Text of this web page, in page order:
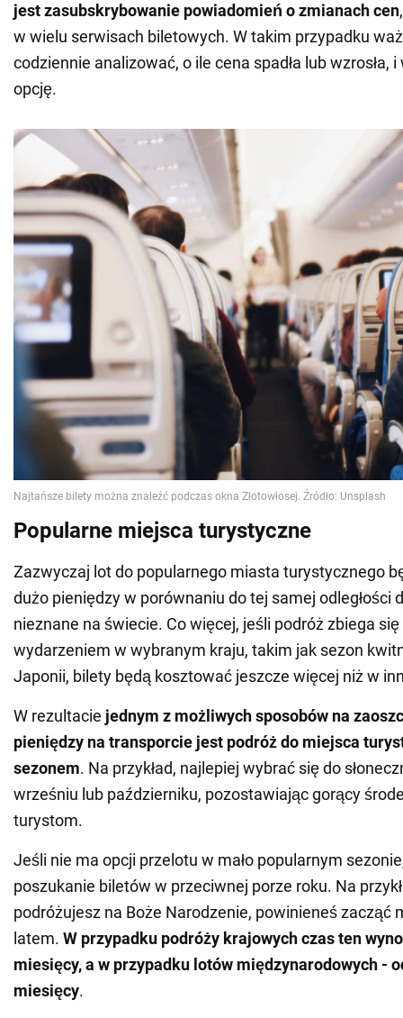
jest zasubskrybowanie powiadomień o zmianach cen
w wielu serwisach biletowych. W takim przypadku
codziennie analizować, o ile cena spadła lub wzrosła,
opcję.
Popularne miejsca turystyczne
Zazwyczaj lot do popularnego miasta turystycznego
dużo pieniędzy w porównaniu do tej samej odległości
nieznane na świecie. Co więcej, jeśli podróż zbiega
wydarzeniem w wybranym kraju, takim jak sezon
Japonii, bilety będą kosztować jeszcze więcej niż w
W rezultacie jednym z możliwych sposobów na
pieniędzy na transporcie jest podróż do miejsca
sezonem. Na przykład, najlepiej wybrać się do
wrześniu lub październiku, pozostawiając gorący
turystom.
Jeśli nie ma opcji przelotu w mało popularnym
poszukanie biletów w przeciwnej porze roku. Na
podróżujesz na Boże Narodzenie, powinieneś zacząć
latem. W przypadku podróży krajowych czas ten
miesięcy, a w przypadku lotów międzynarodowych -
miesięcy.